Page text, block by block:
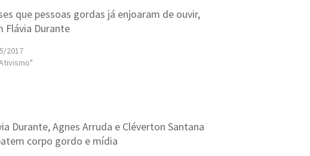
que pessoas gordas já enjoaram de ouvir,
Flávia Durante
2017
Durante, Agnes Arruda e Cléverton Santana
corpo gordo e mídia